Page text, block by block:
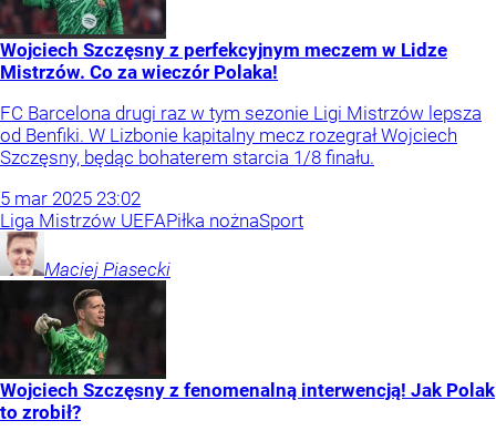
Wojciech Szczęsny z perfekcyjnym meczem w Lidze
Mistrzów. Co za wieczór Polaka!
FC Barcelona drugi raz w tym sezonie Ligi Mistrzów lepsza
od Benfiki. W Lizbonie kapitalny mecz rozegrał Wojciech
Szczęsny, będąc bohaterem starcia 1/8 finału.
5 mar 2025 23:02
Liga Mistrzów UEFAPiłka nożnaSport
Maciej Piasecki
Wojciech Szczęsny z fenomenalną interwencją! Jak Polak
to zrobił?